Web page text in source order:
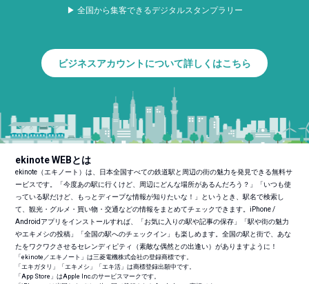
▶ 全国から集客できるデジタルスタンプラリー
ビジネスアカウントについて詳しくはこちら
ekinote WEBとは
ekinote（エキノート）は、日本全国すべての鉄道駅と周辺の街の魅力を発見できる無料サ
ービスです。「今度あの駅に行くけど、周辺にどんな場所があるんだろう？」「いつも使
っている駅だけど、もっとディープな情報が知りたいな！」というとき、駅名で検索し
て、観光・グルメ・買い物・交通などの情報をまとめてチェックできます。iPhone /
Androidアプリをインストールすれば、「お気に入りの駅や記事の保存」「駅や街の魅力
やエキメシの投稿」「全国の駅へのチェックイン」も楽しめます。全国の駅と街で、あな
たをワクワクさせるセレンディピティ（素敵な偶然との出逢い）がありますように！
「ekinote／エキノート」は三菱電機株式会社の登録商標です。
「エキガタリ」「エキメシ」「エキ活」は商標登録出願中です。
「App Store」はApple Inc.のサービスマークです。